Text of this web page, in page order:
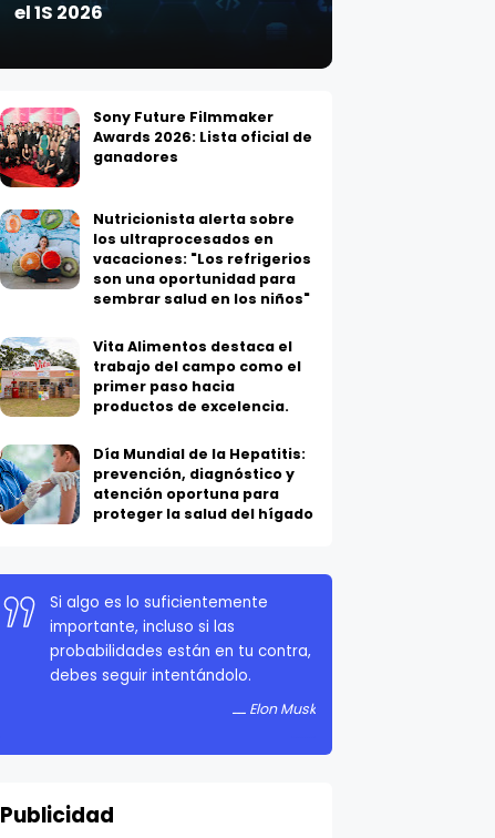
el 1S 2026
Sony Future Filmmaker
Awards 2026: Lista oficial de
ganadores
Nutricionista alerta sobre
los ultraprocesados en
vacaciones: "Los refrigerios
son una oportunidad para
sembrar salud en los niños"
Vita Alimentos destaca el
trabajo del campo como el
primer paso hacia
productos de excelencia.
Día Mundial de la Hepatitis:
prevención, diagnóstico y
atención oportuna para
proteger la salud del hígado
Si algo es lo suficientemente
importante, incluso si las
probabilidades están en tu contra,
debes seguir intentándolo.
Elon Musk
Publicidad